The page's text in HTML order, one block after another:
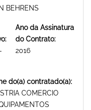
BEHRENS
Ano da Assinatura
do Contrato:
2016
do(a) contratado(a):
COMERCIO